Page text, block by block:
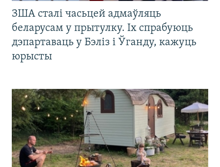
ЗША сталі часьцей адмаўляць
беларусам у прытулку. Іх спрабуюць
дэпартаваць у Бэліз і Ўганду, кажуць
юрысты